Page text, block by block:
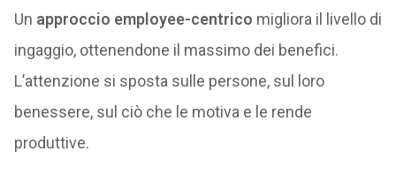
Un approccio employee-centrico migliora il livello di
ingaggio, ottenendone il massimo dei benefici.
L’attenzione si sposta sulle persone, sul loro
benessere, sul ciò che le motiva e le rende
produttive.